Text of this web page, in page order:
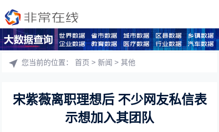
您当前的位置：首页 >新闻 >其他
宋紫薇离职理想后 不少网友私信表
示想加入其团队